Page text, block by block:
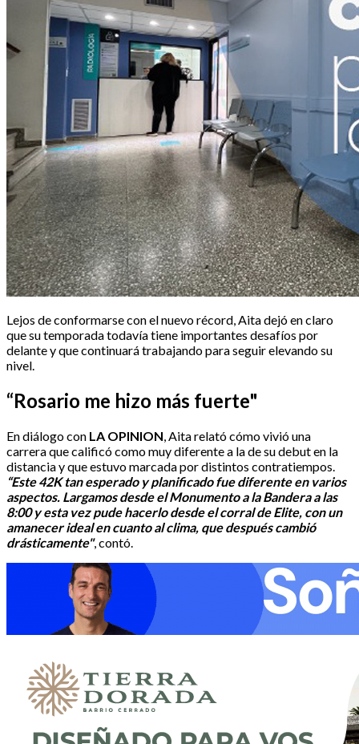
Lejos de conformarse con el nuevo récord, Aita dejó en claro
que su temporada todavía tiene importantes desafíos por
delante y que continuará trabajando para seguir elevando su
nivel.
“Rosario me hizo más fuerte"
En diálogo con LA OPINION , Aita relató cómo vivió una
carrera que calificó como muy diferente a la de su debut en la
distancia y que estuvo marcada por distintos contratiempos.
“Este 42K tan esperado y planificado fue diferente en varios
aspectos. Largamos desde el Monumento a la Bandera a las
8:00 y esta vez pude hacerlo desde el corral de Elite, con un
amanecer ideal en cuanto al clima, que después cambió
drásticamente", contó.